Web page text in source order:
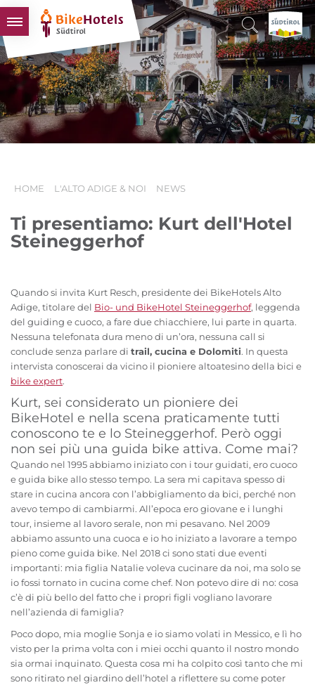
BIKEHOTELS
HOTELS & PACCHETTI
TOUR & TERRITORI
L'ALTO ADIGE & NOI
HOME L'ALTO ADIGE & NOI NEWS
Ti presentiamo: Kurt dell'Hotel
Steineggerhof
Quando si invita Kurt Resch, presidente dei BikeHotels Alto
Adige, titolare del Bio- und BikeHotel Steineggerhof, leggenda
del guiding e cuoco, a fare due chiacchiere, lui parte in quarta.
Nessuna telefonata dura meno di un’ora, nessuna call si
conclude senza parlare di trail, cucina e Dolomiti. In questa
intervista conoscerai da vicino il pioniere altoatesino della bici e
bike expert.
Kurt, sei considerato un pioniere dei
BikeHotel e nella scena praticamente tutti
conoscono te e lo Steineggerhof. Però oggi
non sei più una guida bike attiva. Come mai?
Quando nel 1995 abbiamo iniziato con i tour guidati, ero cuoco
e guida bike allo stesso tempo. La sera mi capitava spesso di
stare in cucina ancora con l’abbigliamento da bici, perché non
avevo tempo di cambiarmi. All’epoca ero giovane e i lunghi
tour, insieme al lavoro serale, non mi pesavano. Nel 2009
abbiamo assunto una cuoca e io ho iniziato a lavorare a tempo
pieno come guida bike. Nel 2018 ci sono stati due eventi
importanti: mia figlia Natalie voleva cucinare da noi, ma solo se
io fossi tornato in cucina come chef. Non potevo dire di no: cosa
c’è di più bello del fatto che i propri figli vogliano lavorare
nell’azienda di famiglia?
Poco dopo, mia moglie Sonja e io siamo volati in Messico, e lì ho
visto per la prima volta con i miei occhi quanto il nostro mondo
sia ormai inquinato. Questa cosa mi ha colpito così tanto che mi
sono ritirato nel giardino dell’hotel a riflettere su come poter